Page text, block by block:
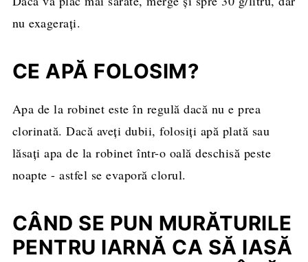
nu exagerați.
CE APĂ FOLOSIM?
Apa de la robinet este în regulă dacă nu e prea
clorinată. Dacă aveți dubii, folosiți apă plată sau
lăsați apa de la robinet într-o oală deschisă peste
noapte - astfel se evaporă clorul.
CÂND SE PUN MURĂTURILE
PENTRU IARNĂ CA SĂ IASĂ